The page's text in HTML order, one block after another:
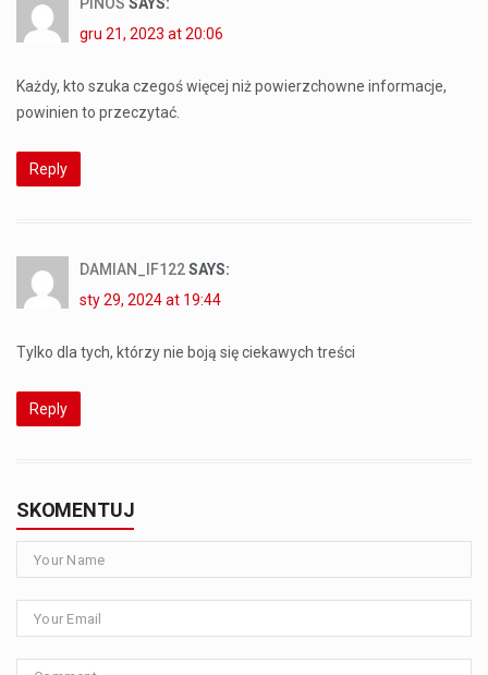
PINOS SAYS:
gru 21, 2023 at 20:06
Każdy, kto szuka czegoś więcej niż powierzchowne informacje,
powinien to przeczytać.
Reply
DAMIAN_IF122SAYS:
sty 29, 2024 at 19:44
Tylko dla tych, którzy nie boją się ciekawych treści
Reply
SKOMENTUJ